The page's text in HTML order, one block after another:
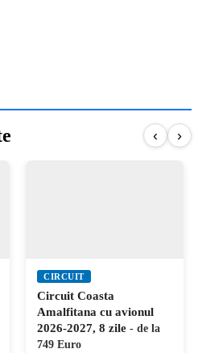
‹ ›
CIRCUIT
Circuit Coasta
Amalfitana cu avionul
2026-2027, 8 zile - de la
749 Euro